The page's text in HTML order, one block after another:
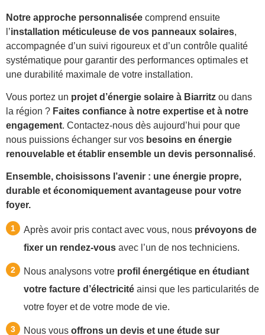
Notre approche personnalisée comprend ensuite
l’installation méticuleuse de vos panneaux solaires,
accompagnée d’un suivi rigoureux et d’un contrôle qualité
systématique pour garantir des performances optimales et
une durabilité maximale de votre installation.
Vous portez un projet d’énergie solaire à Biarritz ou dans
la région ? Faites confiance à notre expertise et à notre
engagement. Contactez-nous dès aujourd’hui pour que
nous puissions échanger sur vos besoins en énergie
renouvelable et établir ensemble un devis personnalisé.
Ensemble, choisissons l’avenir : une énergie propre,
durable et économiquement avantageuse pour votre
foyer.
Après avoir pris contact avec vous, nous prévoyons de
fixer un rendez-vous avec l’un de nos techniciens.
Nous analysons votre profil énergétique en étudiant
votre facture d’électricité ainsi que les particularités de
votre foyer et de votre mode de vie.
Nous vous offrons un devis et une étude sur